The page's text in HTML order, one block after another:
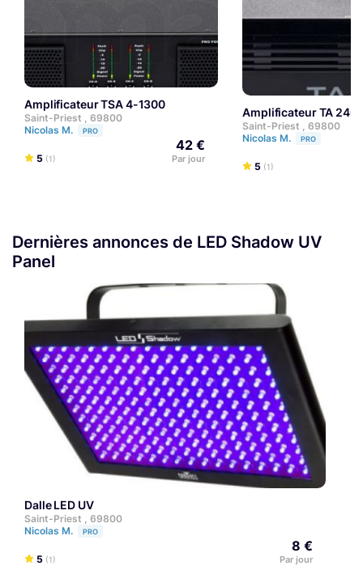
Amplificateur TSA 4-1300
Saint-Priest , 69800
Nicolas M.
PRO
5 (1)
42 €
Par jour
Amplificateur TA
Saint-Priest , 69800
Nicolas M.
PRO
5 (1)
Dernières annonces de LED Shadow UV
Panel
Dalle LED UV
Saint-Priest , 69800
Nicolas M.
PRO
5 (1)
8 €
Par jour